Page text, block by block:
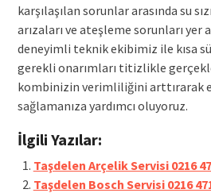
karşılaşılan sorunlar arasında su
arızaları ve ateşleme sorunları yer
deneyimli teknik ekibimiz ile kısa
gerekli onarımları titizlikle
kombinizin verimliliğini arttırarak
sağlamanıza yardımcı oluyoruz.
İlgili Yazılar:
Taşdelen Arçelik Servisi 0216
Taşdelen Bosch Servisi 0216